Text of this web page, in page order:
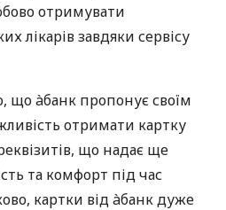
отримувати
лікарів завдяки сервісу
що àбанк пропонує своїм
отримати картку
що надає ще
та комфорт під час
картки від àбанк дуже